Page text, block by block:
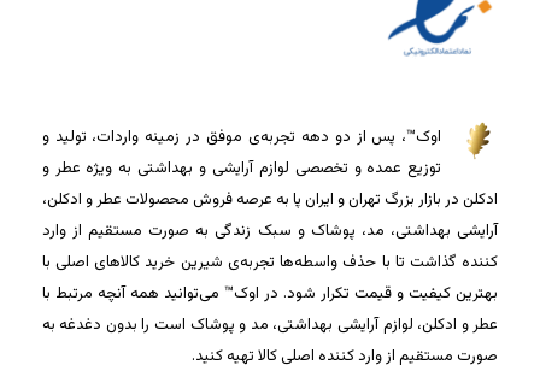
اوک™، پس از دو دهه تجربه‌ی موفق در زمینه واردات، تولید و
توزیع عمده و تخصصی لوازم آرایشی و بهداشتی به ویژه عطر و
ادکلن در بازار بزرگ تهران و ایران پا به عرصه فروش محصولات عطر و ادکلن،
آرایشی بهداشتی، مد، پوشاک و سبک زندگی به صورت مستقیم از وارد
کننده گذاشت تا با حذف واسطه‌ها تجربه‌ی شیرین خرید کالاهای اصلی با
بهترین کیفیت و قیمت تکرار شود. در اوک™ می‌توانید همه آنچه مرتبط با
عطر و ادکلن، لوازم آرایشی بهداشتی، مد و پوشاک است را بدون دغدغه به
صورت مستقیم از وارد کننده اصلی کالا تهیه کنید.